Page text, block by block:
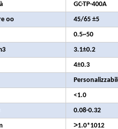
GC-TP-400A
oo 45/65 ±5
0.5~50
3.1±0.2
4±0.3
<1.0
0.08-0.32
>1.0*1012